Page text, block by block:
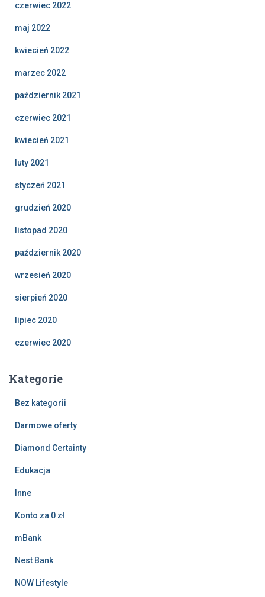
czerwiec 2022
maj 2022
kwiecień 2022
marzec 2022
październik 2021
czerwiec 2021
kwiecień 2021
luty 2021
styczeń 2021
grudzień 2020
listopad 2020
październik 2020
wrzesień 2020
sierpień 2020
lipiec 2020
czerwiec 2020
Kategorie
Bez kategorii
Darmowe oferty
Diamond Certainty
Edukacja
Inne
Konto za 0 zł
mBank
Nest Bank
NOW Lifestyle